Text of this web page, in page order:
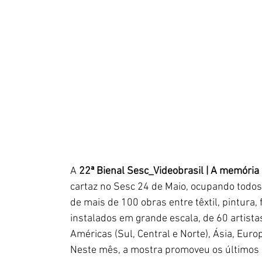
A 22ª Bienal Sesc_Videobrasil | A
cartaz no Sesc 24 de Maio, ocupando
de mais de 100 obras entre têxtil,
instalados em grande escala, de 60
Américas (Sul, Central e Norte), Ásia,
Neste mês, a mostra promoveu os